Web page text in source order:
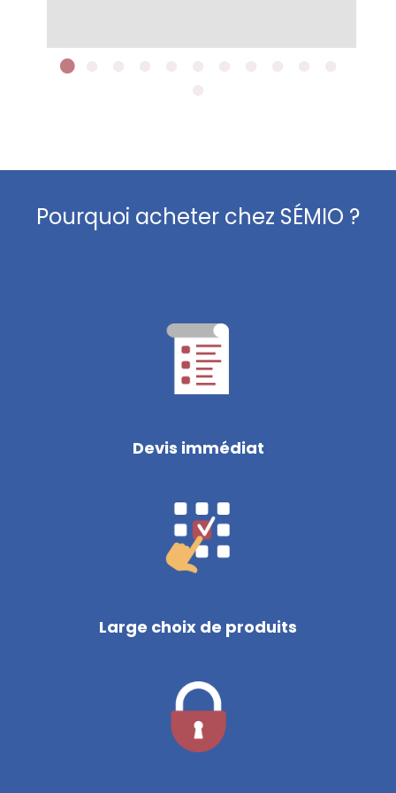
Pourquoi acheter chez SÉMIO ?
Devis immédiat
Large choix de produits